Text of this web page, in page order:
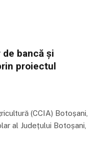
bancă și
proiectul
(CCIA) Botoșani,
al Județului Botoșani,